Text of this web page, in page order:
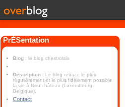
PrÉSentation
Blog : le blog chestrolais
Description : Le blog retrace le plus
régulièrement et le plus fidèlement possible
la vie à Neufchâteau (Luxembourg-
Belgique).
Contact